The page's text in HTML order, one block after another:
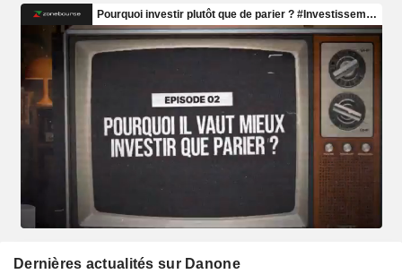
Dernières actualités sur Danone